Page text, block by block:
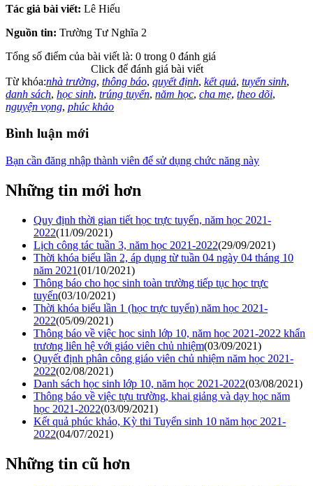
Tác giả bài viết: Lê Hiếu
Nguồn tin: Trường Tư Nghĩa 2
Tổng số điểm của bài viết là: 0 trong 0 đánh giá
Click để đánh giá bài viết
Từ khóa:nhà trường, thông báo, quyết định, kết quả, tuyển sinh,
danh sách, học sinh, trúng tuyển, năm học, cha mẹ, theo dõi,
nguyện vọng, phúc khảo
Bình luận mới
Bạn cần đăng nhập thành viên để sử dụng chức năng này
Những tin mới hơn
Quy định thời gian tiết học trực tuyến, năm học 2021-
2022(11/09/2021)
Lịch công tác tuần 3, năm học 2021-2022(29/09/2021)
Thời khóa biểu lần 2, áp dụng từ tuần 04 ngày 04 tháng 10
năm 2021(01/10/2021)
Thông báo cho học sinh toàn trường tiếp tục học trực
tuyến(03/10/2021)
Thời khóa biểu lần 1 (học trực tuyến) năm học 2021-
2022(05/09/2021)
Thông báo về việc học sinh lớp 10, năm học 2021-2022 khẩn
trương liên hệ với giáo viên chủ nhiệm(03/09/2021)
Quyết định phân công giáo viên chủ nhiệm năm học 2021-
2022(02/08/2021)
Danh sách học sinh lớp 10, năm học 2021-2022(03/08/2021)
Thông báo về việc tựu trường, khai giảng và dạy học năm
học 2021-2022(03/09/2021)
Kết quả phúc khảo, Kỳ thi Tuyển sinh 10 năm học 2021-
2022(04/07/2021)
Những tin cũ hơn